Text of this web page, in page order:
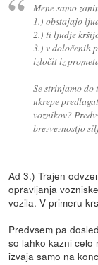
Mene samo
1.) obstajajo
2.) ti ljudje
3.) v določenih
izločit iz
Se strinjamo do
ukrepe
voznikov?
brezveznostjo
Ad 3.) Trajen
opravljanja
vozila. V primeru
Predvsem pa
so lahko kazni celo
izvaja samo na